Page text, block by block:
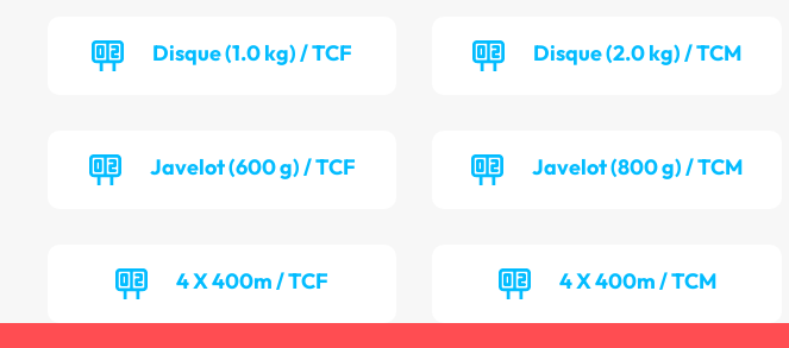
Disque (1.0 kg) / TCF Disque (2.0 kg) / TCM
Javelot (600 g) / TCF Javelot (800 g) / TCM
4 X 400m / TCF 4 X 400m / TCM